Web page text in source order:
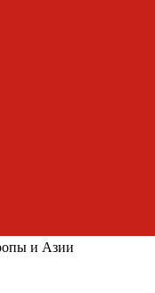
и Азии